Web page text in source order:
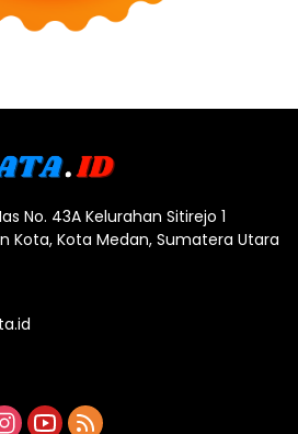
No. 43A Kelurahan Sitirejo 1
Kota, Kota Medan, Sumatera Utara